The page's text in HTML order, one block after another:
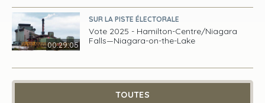
00:29:05
SUR LA PISTE ÉLECTORALE
Vote 2025 - Hamilton-Centre/Niagara
Falls—Niagara-on-the-Lake
TOUTES